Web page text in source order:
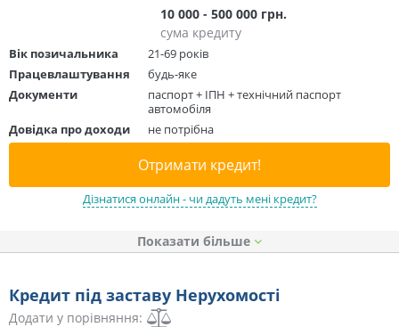
10 000 - 500 000 грн.
сума кредиту
Вік позичальника
21-69 років
Працевлаштування
будь-яке
Документи
паспорт + ІПН + технічний паспорт
автомобіля
Довідка про доходи
не потрібна
Отримати кредит!
Дізнатися онлайн - чи дадуть мені кредит?
Показати
Кредит під заставу Нерухомості
Додати у порівняння: